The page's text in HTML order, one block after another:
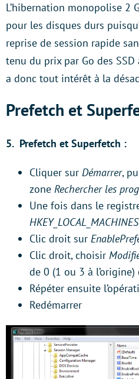
L’hibernation monopolise 2
pour les disques durs
reprise de session rapide
tenu du prix par Go des
a donc tout intérêt à la
Prefetch et
5. Prefetch et Superfetch :
Cliquer sur Démarrer,
zone Rechercher les
Une fois dans le
Clic droit sur
Clic droit, choisir
de 0 (1 ou 3 à
Répéter ensuite
Redémarrer